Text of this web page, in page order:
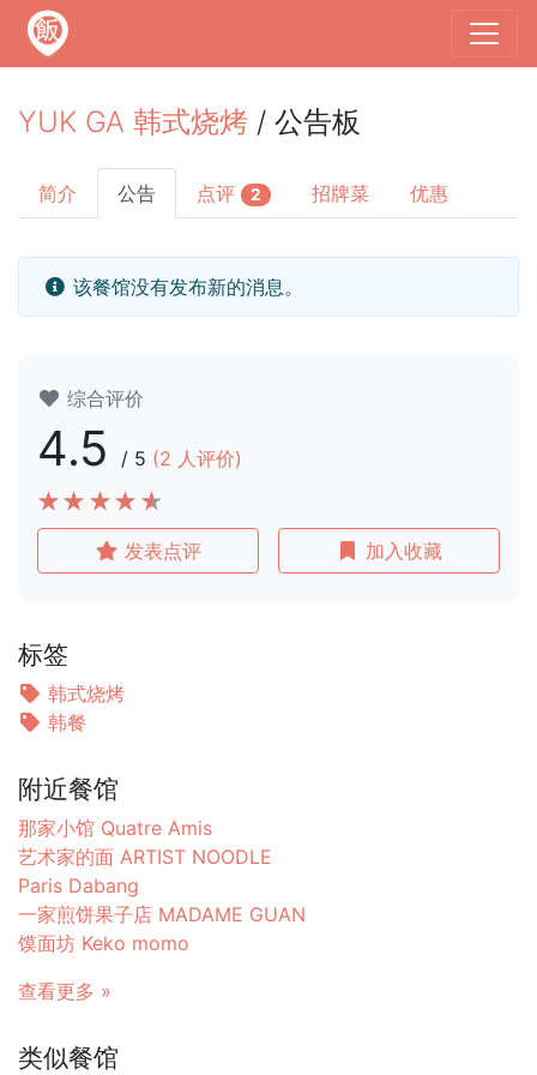
YUK GA 韩式烧烤 / 公告板
简介 公告 点评 2 招牌菜 优惠
该餐馆没有发布新的消息。
综合评价
4.5 / 5 (2 人评价)
发表点评 加入收藏
标签
韩式烧烤
韩餐
附近餐馆
那家小馆 Quatre Amis
艺术家的面 ARTIST NOODLE
Paris Dabang
一家煎饼果子店 MADAME GUAN
馍面坊 Keko momo
查看更多 »
类似餐馆